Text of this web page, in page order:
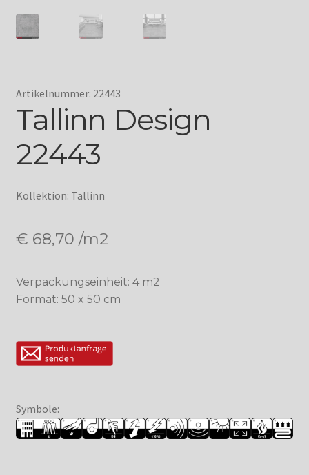
Artikelnummer: 22443
Tallinn Design
22443
Kollektion: Tallinn
€ 68,70 /m2
Verpackungseinheit: 4 m2
Format: 50 x 50 cm
Symbole: